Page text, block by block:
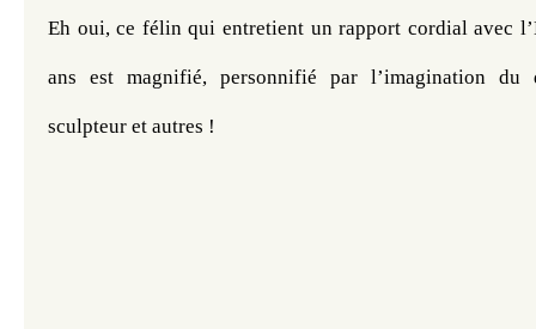
Eh oui, ce félin qui entretient un rapport cordial avec
ans est magnifié, personnifié par l’imagination du
sculpteur et autres !